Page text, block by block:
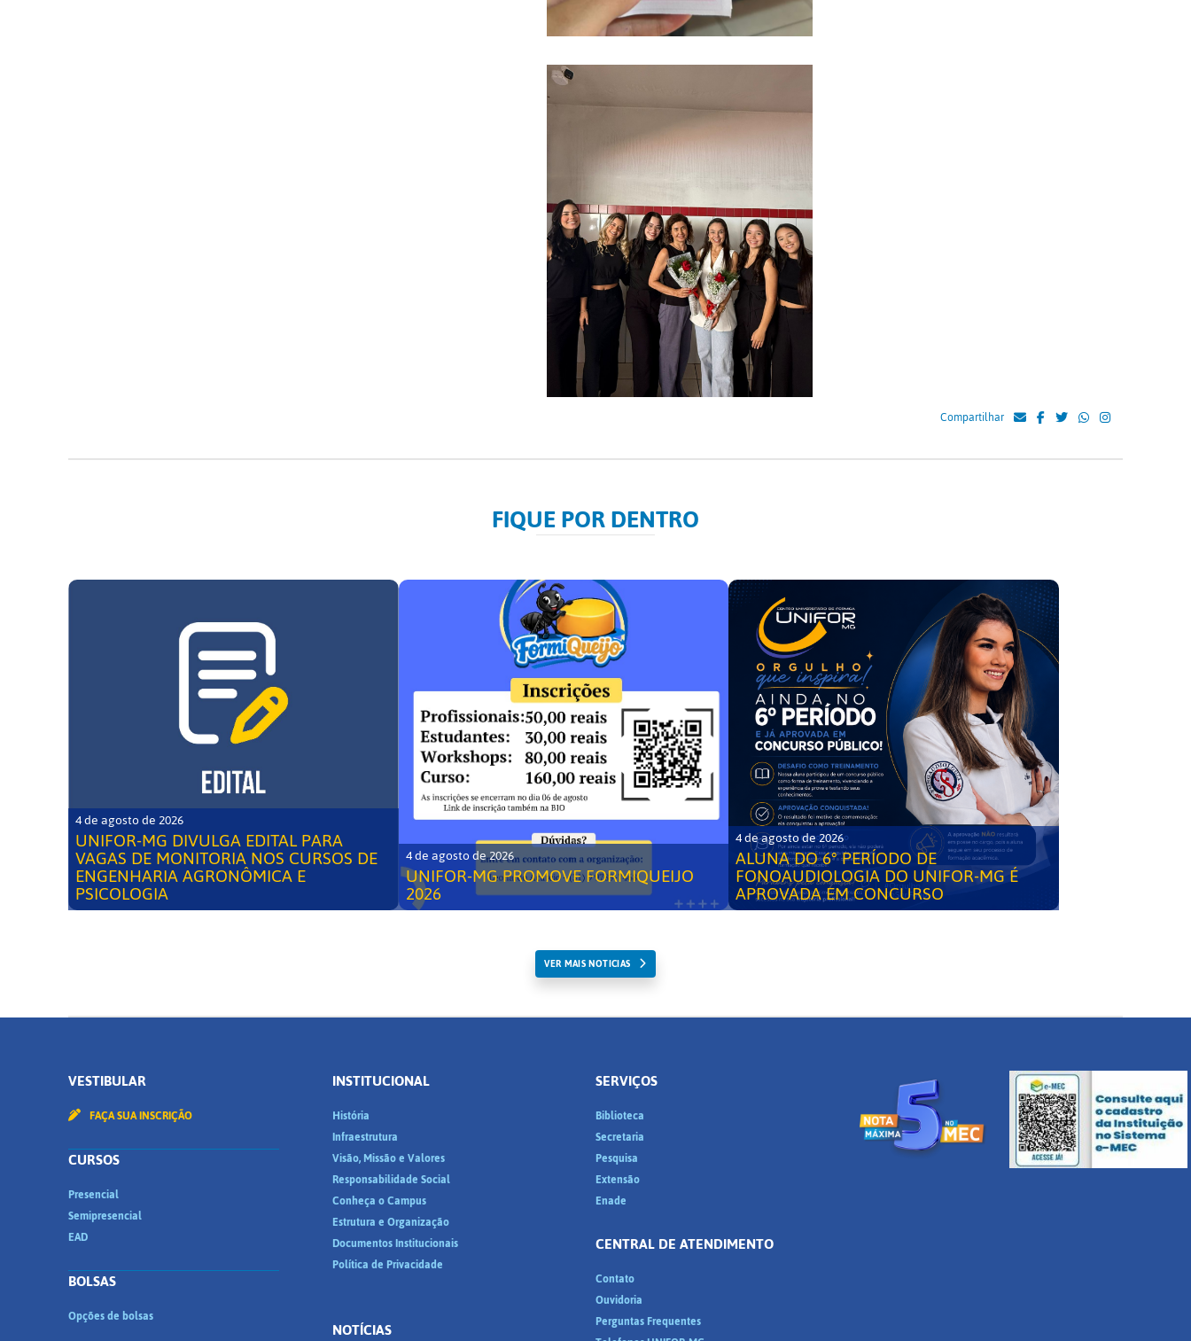
Compartilhar
FIQUE POR DENTRO
4 de agosto de 2026
UNIFOR-MG DIVULGA EDITAL PARA
VAGAS DE MONITORIA NOS CURSOS DE
ENGENHARIA AGRONÔMICA E
PSICOLOGIA
4 de agosto de 2026
UNIFOR-MG PROMOVE FORMIQUEIJO
2026
4 de agosto de 2026
ALUNA DO 6° PERÍODO DE
FONOAUDIOLOGIA DO UNIFOR-MG É
APROVADA EM CONCURSO
VER MAIS NOTICIAS
VESTIBULAR
FAÇA SUA INSCRIÇÃO
CURSOS
Presencial
Semipresencial
EAD
BOLSAS
Opções de bolsas
INSTITUCIONAL
História
Infraestrutura
Visão, Missão e Valores
Responsabilidade Social
Conheça o Campus
Estrutura e Organização
Documentos Institucionais
Política de Privacidade
NOTÍCIAS
SERVIÇOS
Biblioteca
Secretaria
Pesquisa
Extensão
Enade
CENTRAL DE ATENDIMENTO
Contato
Ouvidoria
Perguntas Frequentes